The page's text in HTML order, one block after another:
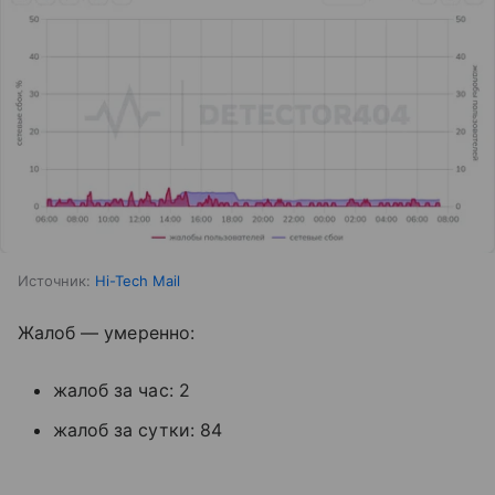
Источник: Hi-Tech Mail
Жалоб — умеренно:
жалоб за час: 2
жалоб за сутки: 84